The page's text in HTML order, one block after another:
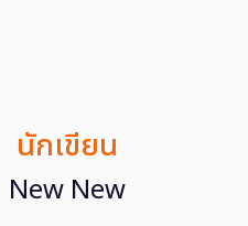
นักเขียน
New New